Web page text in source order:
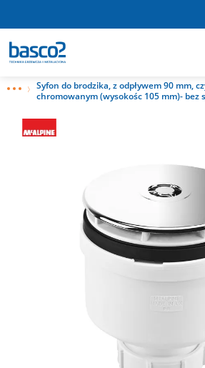
Syfon do brodzika, z odpływem 90 mm,
chromowanym (wysokośc 105 mm)- bez